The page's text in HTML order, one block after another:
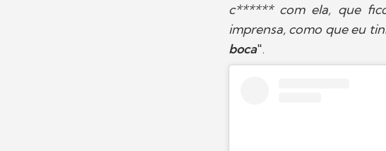
c****** com ela, que
imprensa, como que eu
boca".